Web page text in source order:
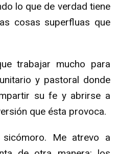
lo que de verdad tiene
cosas superfluas que
trabajar mucho para
y pastoral donde
su fe y abrirse a
que ésta provoca.
Me atrevo a